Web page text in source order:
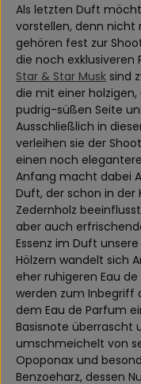
Als letzten Duft
vorstellen, denn nicht
gehören fest zur
die noch
Star & Star Musk sind
die mit einer
pudrig-süßen Seite
Ausschließlich in
verleihen sie der
einen noch
Anfang macht dabei
Duft, der schon in
Zedernholz
aber auch
Essenz im Duft
Hölzern wandelt sich
eher ruhigeren Eau
werden zum Inbegriff
dem Eau de Parfum
Basisnote überrascht
umschmeichelt von
Opoponax und
Benzoeharz, dessen